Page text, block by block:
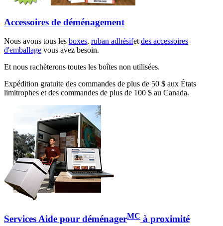
Accessoires de déménagement
Nous avons tous les boxes, ruban adhésifet des accessoires
d'emballage vous avez besoin.
Et nous rachèterons toutes les boîtes non utilisées.
Expédition gratuite des commandes de plus de 50 $ aux États
limitrophes et des commandes de plus de 100 $ au Canada.
Services Aide pour déménagerMC à proximité